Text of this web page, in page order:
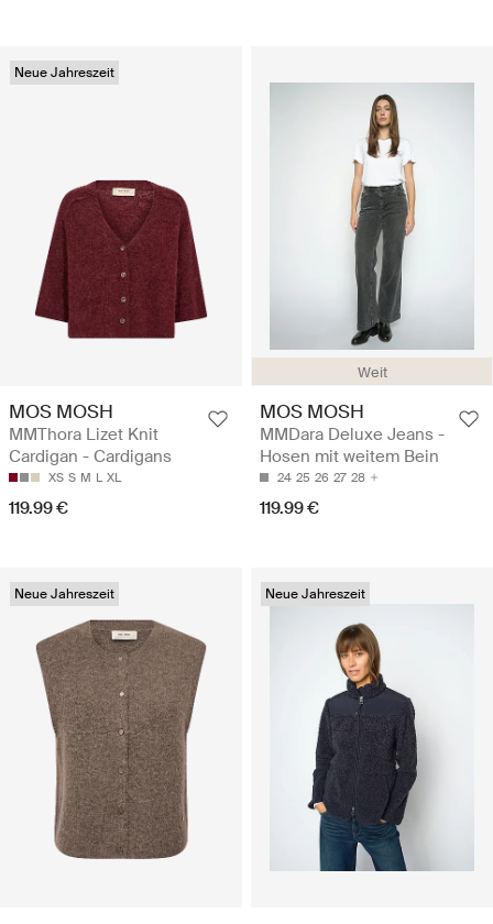
Neue Jahreszeit
MOS MOSH
MMThora Lizet Knit
Cardigan - Cardigans
XS S M L XL
119.99 €
Weit
MOS MOSH
MMDara Deluxe Jeans -
Hosen mit weitem Bein
24 25 26 27 28
119.99 €
Neue Jahreszeit Neue Jahreszeit